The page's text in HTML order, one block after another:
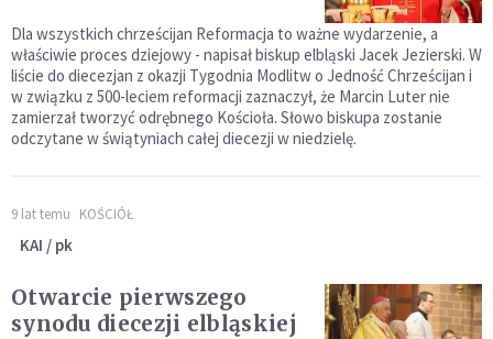
Dla wszystkich chrześcijan Reformacja to ważne wydarzenie, a
właściwie proces dziejowy - napisał biskup elbląski Jacek Jezierski. W
liście do diecezjan z okazji Tygodnia Modlitw o Jedność Chrześcijan i
w związku z 500-leciem reformacji zaznaczył, że Marcin Luter nie
zamierzał tworzyć odrębnego Kościoła. Słowo biskupa zostanie
odczytane w świątyniach całej diecezji w niedzielę.
9 lat temu KOŚCIÓŁ
KAI / pk
Otwarcie pierwszego
synodu diecezji elbląskiej